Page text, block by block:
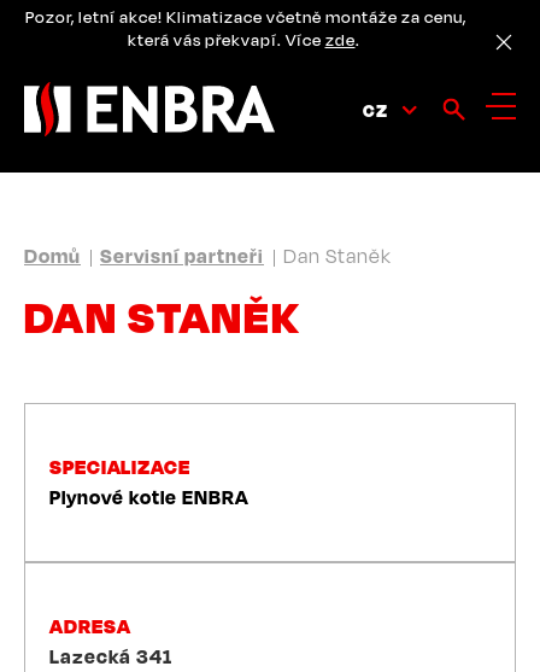
PřejítPozor, letní akce! Klimatizace včetně montáže za cenu,
která vás překvapí. Více zde.
CZ
DROBEČKOVÁ
NAVIGACE
Domů Servisní partneři Dan Staněk
DAN STANĚK
SPECIALIZACE
Plynové kotle ENBRA
ADRESA
Lazecká 341